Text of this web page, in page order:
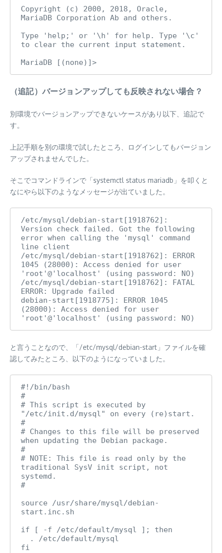
Copyright (c) 2000, 2018, Oracle,
MariaDB Corporation Ab and others.
Type 'help;' or '\h' for help. Type '\c'
to clear the current input statement.
（追記）バージョンアップしても反映されない場合？
別環境でバージョンアップできないケースがあり以下、追記で
す。
上記手順を別の環境で試したところ、ログインしてもバージョン
アップされませんでした。
そこでコマンドラインで「systemctl status mariadb」を叩くと
なにやら以下のようなメッセージが出ていました。
/etc/mysql/debian-start[1918762]:
Version check failed. Got the following
error when calling the 'mysql' command
line client
/etc/mysql/debian-start[1918762]: ERROR
1045 (28000): Access denied for user
'root'@'localhost' (using password: NO)
/etc/mysql/debian-start[1918762]: FATAL
ERROR: Upgrade failed
debian-start[1918775]: ERROR 1045
(28000): Access denied for user
'root'@'localhost' (using password: NO)
と言うことなので、「/etc/mysql/debian-start」ファイルを確
認してみたところ、以下のようになっていました。
#!/bin/bash
#
# This script is executed by
"/etc/init.d/mysql" on every (re)start.
#
# Changes to this file will be preserved
when updating the Debian package.
#
# NOTE: This file is read only by the
traditional SysV init script, not
systemd.
#
source /usr/share/mysql/debian-
start.inc.sh
if [ -f /etc/default/mysql ]; then
fi